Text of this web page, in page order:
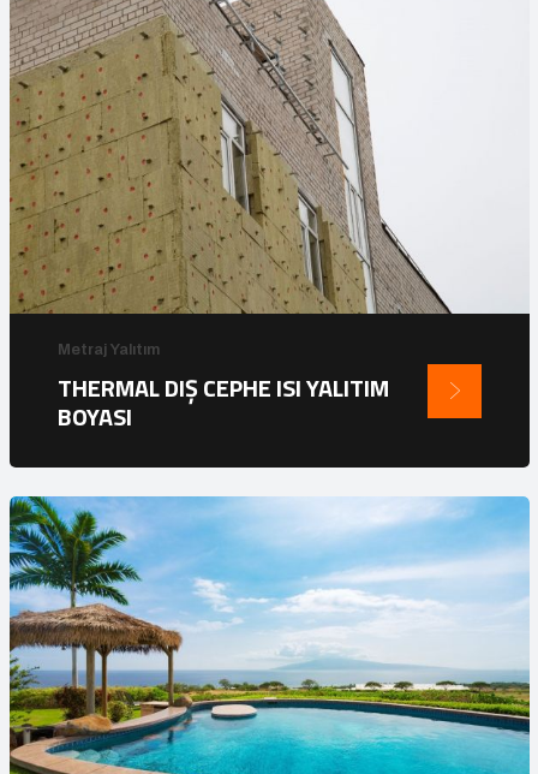
Metraj Yalıtım
THERMAL DIŞ CEPHE ISI YALITIM
BOYASI